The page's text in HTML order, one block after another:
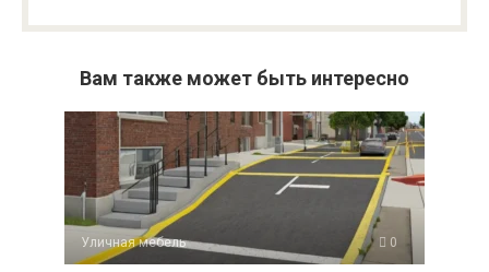
Вам также может быть интересно
Уличная мебель 0